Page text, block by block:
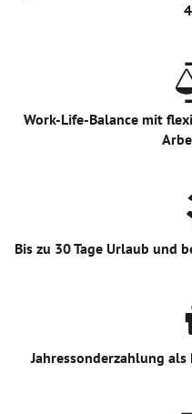
Work-Life-Balance mit
Bis zu 30 Tage Urlaub und
Jahressonderzahlung